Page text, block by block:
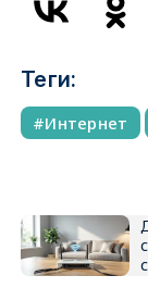
Теги:
Интернет